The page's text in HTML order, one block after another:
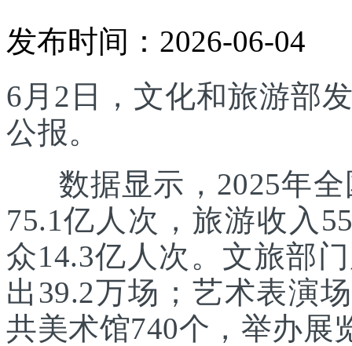
发布时间：2026-06-04
6月2日，文化和旅游部
公报。
数据显示，2025年全
75.1亿人次，旅游收入
众14.3亿人次。文旅部
出39.2万场；艺术表演
共美术馆740个，举办展